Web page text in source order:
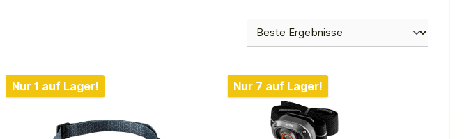
Nur 1 auf Lager! Nur 7 auf Lager!